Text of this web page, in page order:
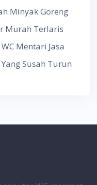
Minyak Goreng
Murah Terlaris
Mentari Jasa
Susah Turun